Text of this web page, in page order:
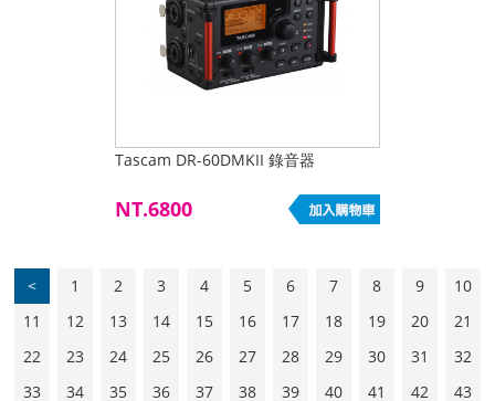
Tascam DR-60DMKII 錄音器
NT.6800
< 1 2 3 4 5 6 7 8 9
10
11
12 13 14 15 16 17 18 19 20
21
22
23 24 25 26 27 28 29 30 31
32
33
34 35 36 37 38 39 40 41 42
43